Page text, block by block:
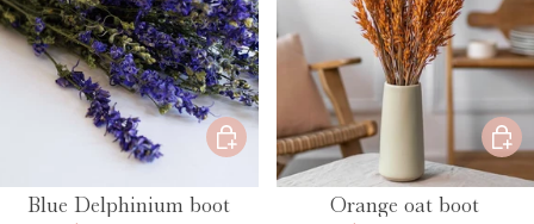
Blue Delphinium boot Orange oat boot